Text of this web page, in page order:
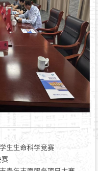
生生命科学竞赛
赛